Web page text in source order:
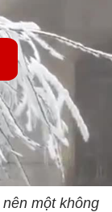
một không